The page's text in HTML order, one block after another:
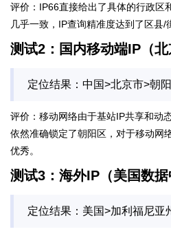
评价：IP66直接给出了具体的行政区
几乎一致，IP查询精准度达到了区县/
测试2：国内移动端IP（北
定位结果：中国>北京市>朝
评价：移动网络由于基站IP共享和动
依然准确锁定了朝阳区，对于移动网
优秀。
测试3：海外IP（美国数据
定位结果：美国>加利福尼亚